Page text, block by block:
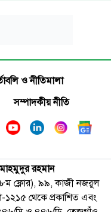
ও নীতিমালা
সম্পাদকীয় নীতি
রহমান
(৮ম ফ্লোর), ৯৯, কাজী নজরুল
১২১৫ থেকে প্রকাশিত এবং